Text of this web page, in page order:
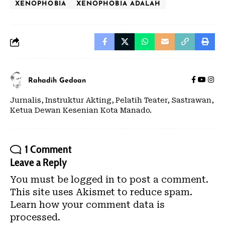
XENOPHOBIA
XENOPHOBIA ADALAH
Rahadih Gedoan
Jurnalis, Instruktur Akting, Pelatih Teater, Sastrawan,
Ketua Dewan Kesenian Kota Manado.
1 Comment
Leave a Reply
You must be logged in to post a comment.
This site uses Akismet to reduce spam.
Learn how your comment data is
processed.